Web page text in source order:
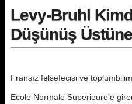
Levy-Bruhl
Düşünüş
Fransız felsefecisi ve
Ecole Normale Superieure’e